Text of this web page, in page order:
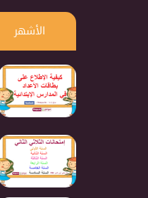
الأشهر